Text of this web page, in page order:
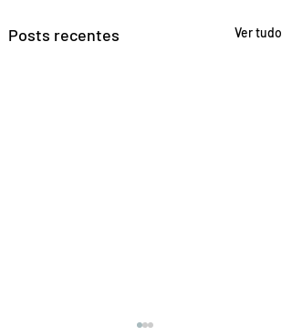
Posts recentes Ver tudo